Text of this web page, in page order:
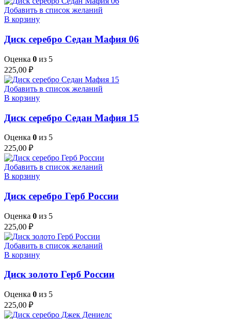
Добавить в список желаний
В корзину
Диск серебро Седан Мафия 06
Оценка 0 из 5
225,00 ₽
Добавить в список желаний
В корзину
Диск серебро Седан Мафия 15
Оценка 0 из 5
225,00 ₽
Добавить в список желаний
В корзину
Диск серебро Герб России
Оценка 0 из 5
225,00 ₽
Добавить в список желаний
В корзину
Диск золото Герб России
Оценка 0 из 5
225,00 ₽